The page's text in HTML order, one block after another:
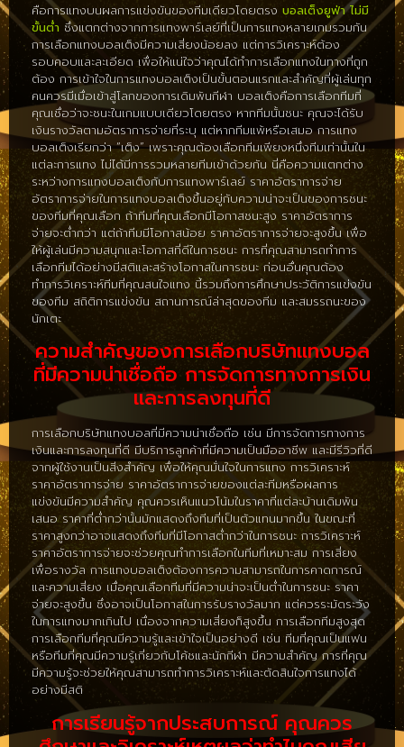
คือการแทงบนผลการแข่งขันของทีมเดียวโดยตรง บอลเต็งยูฟ่าไม่มี
ขั้นต่ำ ซึ่งแตกต่างจากการแทงพาร์เลย์ที่เป็นการแทงหลายเกมรวมกัน
การเลือกแทงบอลเต็งมีความเสี่ยงน้อยลง แต่การวิเคราะห์ต้อง
รอบคอบและละเอียด เพื่อให้แน่ใจว่าคุณได้ทำการเลือกแทงในทางที่ถูก
ต้อง การเข้าใจในการแทงบอลเต็งเป็นขั้นตอนแรกและสำคัญที่ผู้เล่นทุก
คนควรมีเมื่อเข้าสู่โลกของการเดิมพันกีฬา บอลเต็งคือการเลือกทีมที่
คุณเชื่อว่าจะชนะในเกมแบบเดียวโดยตรง หากทีมนั้นชนะ คุณจะได้รับ
เงินรางวัลตามอัตราการจ่ายที่ระบุ แต่หากทีมแพ้หรือเสมอ การแทง
บอลเต็งเรียกว่า “เต็ง” เพราะคุณต้องเลือกทีมเพียงหนึ่งทีมเท่านั้นใน
แต่ละการแทง ไม่ได้มีการรวมหลายทีมเข้าด้วยกัน นี่คือความแตกต่าง
ระหว่างการแทงบอลเต็งกับการแทงพาร์เลย์ ราคาอัตราการจ่าย
อัตราการจ่ายในการแทงบอลเต็งขึ้นอยู่กับความน่าจะเป็นของการชนะ
ของทีมที่คุณเลือก ถ้าทีมที่คุณเลือกมีโอกาสชนะสูง ราคาอัตราการ
จ่ายจะต่ำกว่า แต่ถ้าทีมมีโอกาสน้อย ราคาอัตราการจ่ายจะสูงขึ้น เพื่อ
ให้ผู้เล่นมีความสนุกและโอกาสที่ดีในการชนะ การที่คุณสามารถทำการ
เลือกทีมได้อย่างมีสติและสร้างโอกาสในการชนะ ก่อนอื่นคุณต้อง
ทำการวิเคราะห์ทีมที่คุณสนใจแทง นี้รวมถึงการศึกษาประวัติการแข่งขัน
ของทีม สถิติการแข่งขัน สถานการณ์ล่าสุดของทีม และสมรรถนะของ
นักเตะ
ความสำคัญของการเลือกบริษัทแทงบอล
ที่มีความน่าเชื่อถือ การจัดการทางการเงิน
และการลงทุนที่ดี
การเลือกบริษัทแทงบอลที่มีความน่าเชื่อถือ เช่น มีการจัดการทางการ
เงินและการลงทุนที่ดี มีบริการลูกค้าที่มีความเป็นมืออาชีพ และมีรีวิวที่ดี
จากผู้ใช้งานเป็นสิ่งสำคัญ เพื่อให้คุณมั่นใจในการแทง การวิเคราะห์
ราคาอัตราการจ่าย ราคาอัตราการจ่ายของแต่ละทีมหรือผลการ
แข่งขันมีความสำคัญ คุณควรเห็นแนวโน้มในราคาที่แต่ละบ้านเดิมพัน
เสนอ ราคาที่ต่ำกว่านั้นมักแสดงถึงทีมที่เป็นตัวแทนมากขึ้น ในขณะที่
ราคาสูงกว่าอาจแสดงถึงทีมที่มีโอกาสต่ำกว่าในการชนะ การวิเคราะห์
ราคาอัตราการจ่ายจะช่วยคุณทำการเลือกในทีมที่เหมาะสม การเสี่ยง
เพื่อรางวัล การแทงบอลเต็งต้องการความสามารถในการคาดการณ์
และความเสี่ยง เมื่อคุณเลือกทีมที่มีความน่าจะเป็นต่ำในการชนะ ราคา
จ่ายจะสูงขึ้น ซึ่งอาจเป็นโอกาสในการรับรางวัลมาก แต่ควรระมัดระวัง
ในการแทงมากเกินไป เนื่องจากความเสี่ยงก็สูงขึ้น การเลือกทีมสูงสุด
การเลือกทีมที่คุณมีความรู้และเข้าใจเป็นอย่างดี เช่น ทีมที่คุณเป็นแฟน
หรือทีมที่คุณมีความรู้เกี่ยวกับโค้ชและนักกีฬา มีความสำคัญ การที่คุณ
มีความรู้จะช่วยให้คุณสามารถทำการวิเคราะห์และตัดสินใจการแทงได้
อย่างมีสติ
การเรียนรู้จากประสบการณ์ คุณควร